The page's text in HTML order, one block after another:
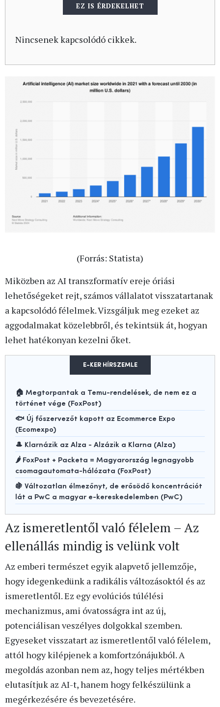
EZ IS ÉRDEKELHET
Nincsenek kapcsolódó cikkek.
(Forrás: Statista)
Miközben az AI transzformatív ereje óriási
lehetőségeket rejt, számos vállalatot visszatartanak
a kapcsolódó félelmek. Vizsgáljuk meg ezeket az
aggodalmakat közelebbről, és tekintsük át, hogyan
lehet hatékonyan kezelni őket.
E-KER HÍRSZEMLE
🏠 Megtorpantak a Temu-rendelések, de nem ez a
történet vége (FoxPost)
🐟 Új főszervezőt kapott az Ecommerce Expo
(Ecomexpo)
🎩 Klarnázik az Alza - Alzázik a Klarna (Alza)
🌶️ FoxPost + Packeta = Magyarország legnagyobb
csomagautomata-hálózata (FoxPost)
🍇 Változatlan élmezőnyt, de erősödő koncentrációt
lát a PwC a magyar e-kereskedelemben (PwC)
Az ismeretlentől való félelem – Az
ellenállás mindig is velünk volt
Az emberi természet egyik alapvető jellemzője,
hogy idegenkedünk a radikális változásoktól és az
ismeretlentől. Ez egy evolúciós túlélési
mechanizmus, ami óvatosságra int az új,
potenciálisan veszélyes dolgokkal szemben.
Egyeseket visszatart az ismeretlentől való félelem,
attól hogy kilépjenek a komfortzónájukból. A
megoldás azonban nem az, hogy teljes mértékben
elutasítjuk az AI-t, hanem hogy felkészülünk a
megérkezésére és bevezetésére.